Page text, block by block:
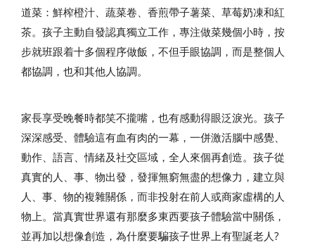
道菜：鮮榨橙汁、蔬菜卷、香煎帶子薯菜、草莓奶凍和紅
茶。孩子主動自發認真獨立工作，專注做菜幾個小時，按
步就班跟着十多個程序做飯，不但手眼協調，而是整個人
都協調，也和其他人協調。
家長享受晚餐時都笑不攏嘴，也有感動得眼泛淚光。孩子
深深感受、體驗這有血有肉的一幕，一併激活腦中感覺、
動作、語言、情緒及社交區域，全人來個再創造。孩子從
真實的人、事、物出發，發揮無窮無盡的想像力，建立與
人、事、物的複雜關係，而非投射在前人或商家虛構的人
物上。當真實世界還有那麼多東西要孩子體驗當中關係，
並再加以想像創造，為什麼要騙孩子世界上有聖誕老人?